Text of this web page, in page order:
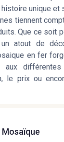
unique et
tiennent
Que ce soit
atout de
en fer
le prix ou